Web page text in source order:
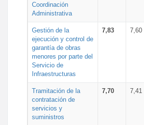
Coordinación
Administrativa
Gestión de la
ejecución y control de
garantía de obras
menores por parte del
Servicio de
Infraestructuras
7,83 7,60
Tramitación de la
contratación de
servicios y
suministros
7,70 7,41